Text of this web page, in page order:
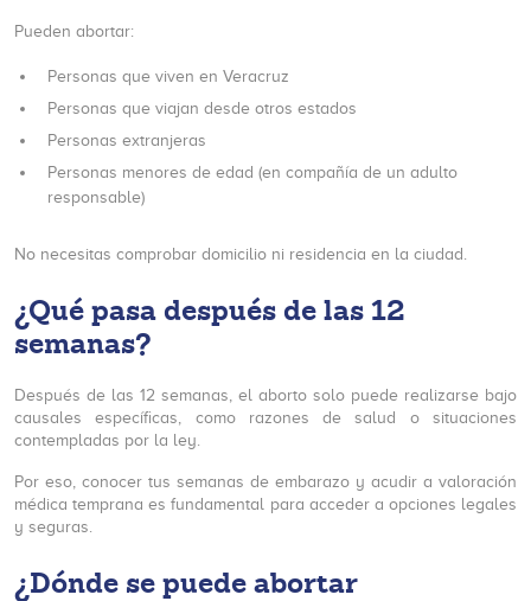
Pueden abortar:
Personas que viven en Veracruz
Personas que viajan desde otros estados
Personas extranjeras
Personas menores de edad (en compañía de un adulto
responsable)
No necesitas comprobar domicilio ni residencia en la ciudad.
¿Qué pasa después de las 12
semanas?
Después de las 12 semanas, el aborto solo puede realizarse bajo
causales específicas, como razones de salud o situaciones
contempladas por la ley.
Por eso, conocer tus semanas de embarazo y acudir a valoración
médica temprana es fundamental para acceder a opciones legales
y seguras.
¿Dónde se puede abortar